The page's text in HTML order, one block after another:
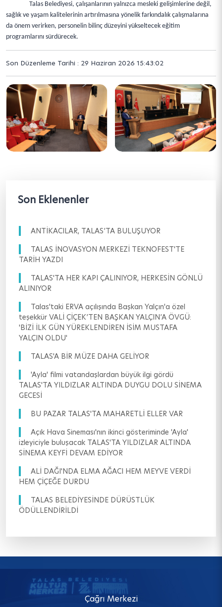
Talas Belediyesi, çalışanlarının yalnızca mesleki gelişimlerine değil,
sağlık ve yaşam kalitelerinin artırılmasına yönelik farkındalık çalışmalarına
da önem verirken, personelin bilinç düzeyini yükseltecek eğitim
programlarını sürdürecek.
Son Düzenleme Tarihi : 29 Haziran 2026 15:43:02
Son Eklenenler
ANTİKACILAR, TALAS’TA BULUŞUYOR
TALAS İNOVASYON MERKEZİ TEKNOFEST'TE
TARİH YAZDI
TALAS'TA HER KAPI ÇALINIYOR, HERKESİN GÖNLÜ
ALINIYOR
Talas'taki ERVA açılışında Başkan Yalçın'a özel
teşekkür VALİ ÇİÇEK’TEN BAŞKAN YALÇIN’A ÖVGÜ:
'BİZİ İLK GÜN YÜREKLENDİREN İSİM MUSTAFA
YALÇIN OLDU'
TALAS'A BİR MÜZE DAHA GELİYOR
'Ayla' filmi vatandaşlardan büyük ilgi gördü
TALAS'TA YILDIZLAR ALTINDA DUYGU DOLU SİNEMA
GECESİ
BU PAZAR TALAS'TA MAHARETLİ ELLER VAR
Açık Hava Sineması'nın ikinci gösteriminde 'Ayla'
izleyiciyle buluşacak TALAS'TA YILDIZLAR ALTINDA
SİNEMA KEYFİ DEVAM EDİYOR
ALİ DAĞI'NDA ELMA AĞACI HEM MEYVE VERDİ
HEM ÇİÇEĞE DURDU
TALAS BELEDİYESİNDE DÜRÜSTLÜK
ÖDÜLLENDİRİLDİ
Çağrı Merkezi